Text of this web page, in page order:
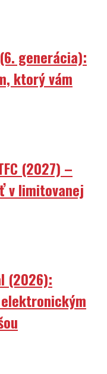
generácia):
ktorý vám
(2027) –
v limitovanej
(2026):